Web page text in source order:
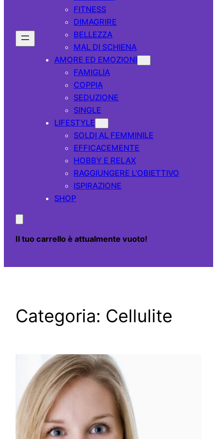
FITNESS
DIMAGRIRE
BELLEZZA
MAL DI SCHIENA
AMORE ED EMOZIONI
FAMIGLIA
COPPIA
SEDUZIONE
SINGLE
LIFESTYLE
SOLDI AL FEMMINILE
EFFICACEMENTE
HOBBY E RELAX
RAGGIUNGERE L’OBIETTIVO
ISPIRAZIONE
SHOP
Il tuo carrello è attualmente vuoto!
Categoria: Cellulite